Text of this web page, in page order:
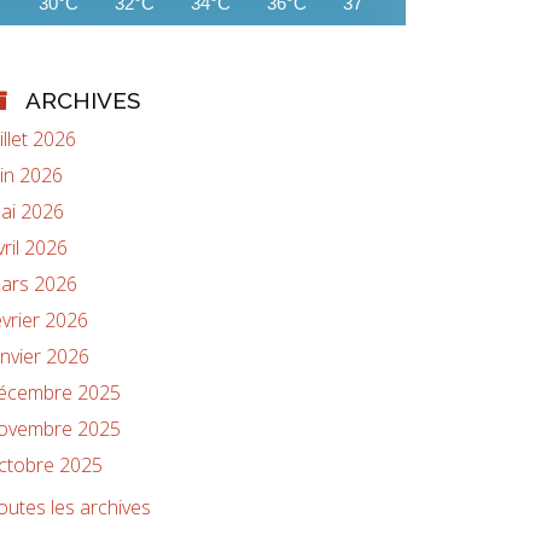
ARCHIVES
2026
2026
2026
2026
2026
2026
2026
2025
2025
2025
les archives